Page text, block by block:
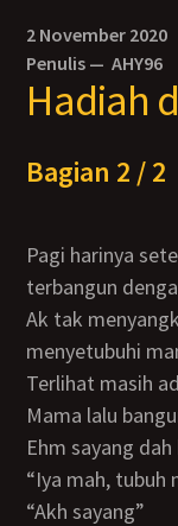
2 November 2020
Penulis —AHY96
Hadiah
Bagian 2 / 2
Pagi harinya setelah menjebol pantat mama ak
terbangun
Ak tak
menyetubuhi
Terlihat masih
Mama lalu
Ehm sayang
“iya mah,
“akh sayang”